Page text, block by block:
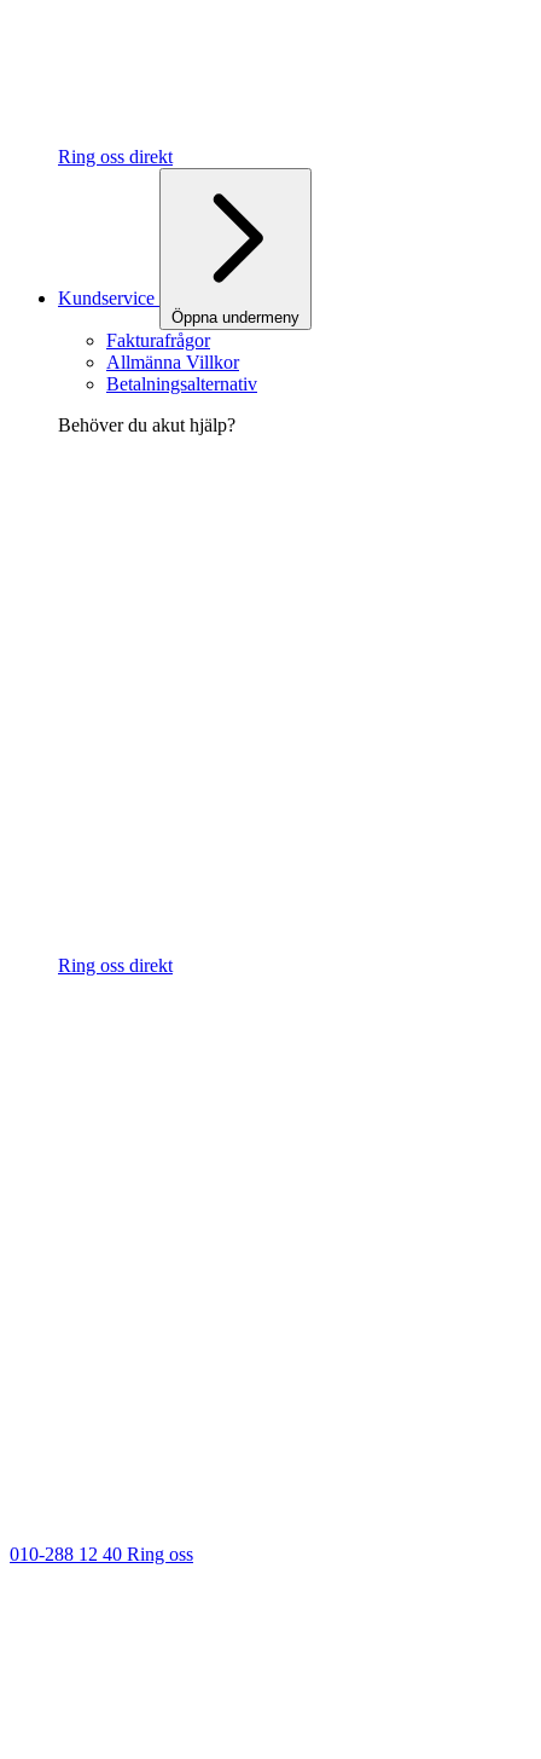
Ring oss direkt
Kundservice
Öppna undermeny
Fakturafrågor
Allmänna Villkor
Betalningsalternativ
Behöver du akut hjälp?
Ring oss direkt
010-288 12 40 Ring oss